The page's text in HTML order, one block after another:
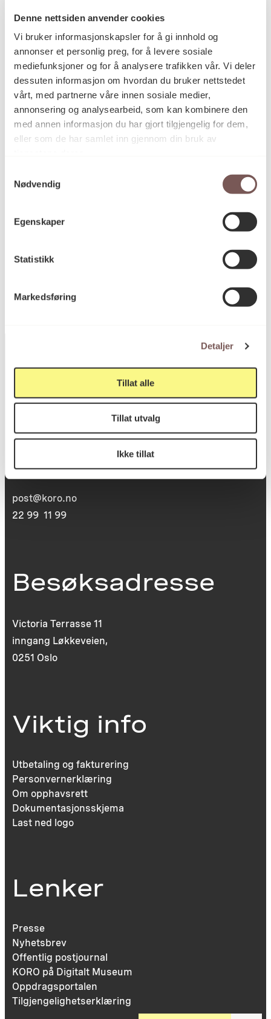
Denne nettsiden anvender cookies
Vi bruker informasjonskapsler for å gi innhold og
annonser et personlig preg, for å levere sosiale
mediefunksjoner og for å analysere trafikken vår. Vi deler
dessuten informasjon om hvordan du bruker nettstedet
vårt, med partnerne våre innen sosiale medier,
annonsering og analysearbeid, som kan kombinere den
med annen informasjon du har gjort tilgjengelig for dem,
eller som de har samlet inn gjennom din bruk av
Nødvendig
Egenskaper
Statistikk
Markedsføring
Detaljer
Tillat alle
Tillat utvalg
Ikke tillat
Grafikk
Teknikk og
materiale
–
Reference
Postadresse
Postboks 6994
0130 Oslo
post@koro.no
22 99 11 99
Besøksadresse
Victoria Terrasse 11
inngang Løkkeveien,
0251 Oslo
Viktig info
Utbetaling og fakturering
Personvernerklæring
Om opphavsrett
Dokumentasjonsskjema
Last ned logo
Lenker
Presse
Nyhetsbrev
Offentlig postjournal
KORO på Digitalt Museum
Oppdragsportalen
Tilgjengelighetserklæring